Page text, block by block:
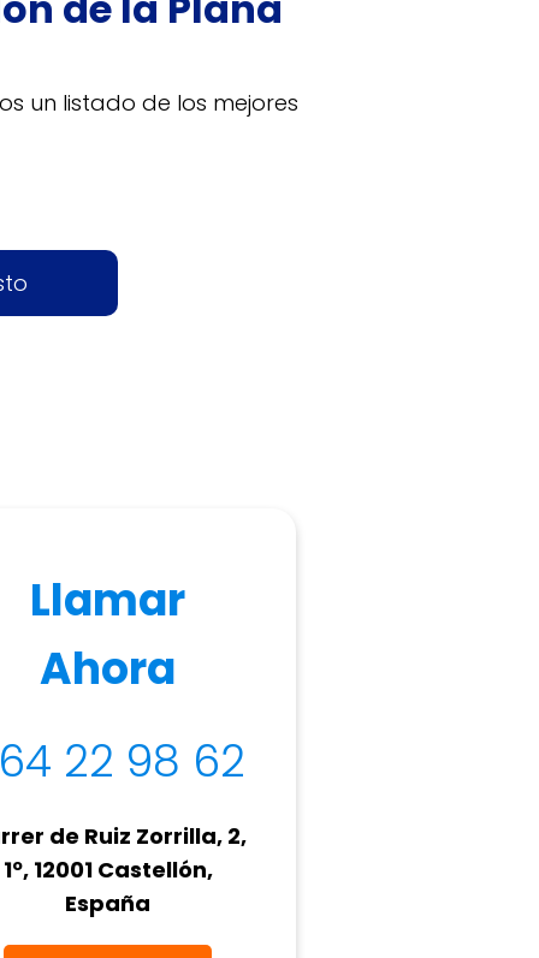
un listado de los mejores
Llamar
Ahora
22 98 62
de Ruiz Zorrilla, 2,
1º, 12001 Castellón,
España